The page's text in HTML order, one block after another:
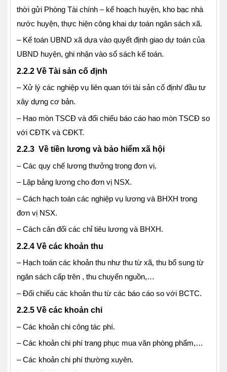
thời gửi Phòng Tài chính – kế hoạch huyện, kho bạc nhà
nước huyện, thực hiện công khai dự toán ngân sách xã.
– Kế toán UBND xã dựa vào quyết định giao dự toán của
UBND huyện, ghi nhận vào sổ sách kế toán.
2.2.2 Về Tài sản cố định
– Xử lý các nghiệp vụ liên quan tới tài sản cố định/ đầu tư
xây dựng cơ bản.
– Hao mòn TSCĐ và đối chiếu báo cáo hao mòn TSCĐ so
với CĐTK và CĐKT.
2.2.3 Về tiền lương và bảo hiểm xã hội
– Các quy chế lương thưởng trong đơn vị.
– Lập bảng lương cho đơn vị NSX.
– Cách hạch toán các nghiệp vụ lương và BHXH trong
đơn vị NSX.
– Cách cân đối các chỉ tiêu lương và BHXH.
2.2.4 Về các khoản thu
– Hạch toán các khoản thu như thu từ xã, thu bổ sung từ
ngân sách cấp trên , thu chuyển nguồn,…
– Đối chiếu các khoản thu từ các báo cáo so với BCTC.
2.2.5 Về các khoản chi
– Các khoản chi công tác phí.
– Các khoản chi phí trang phục mua văn phòng phẩm,…
– Các khoản chi phí thường xuyên.